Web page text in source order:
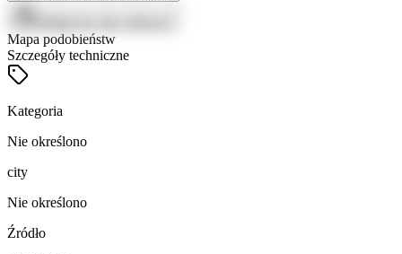
Mapa podobieństw
Szczegóły techniczne
Kategoria
Nie określono
city
Nie określono
Źródło